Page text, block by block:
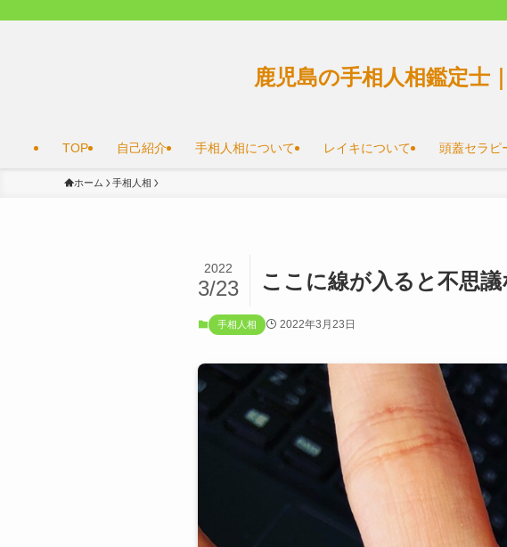
鹿児島の手相人相鑑定士
TOP 自己紹介 手相人相について レイキについて 頭蓋セラピ
ホーム 手相人相
ここに線が入ると不思
2022
3/23
手相人相 2022年3月23日